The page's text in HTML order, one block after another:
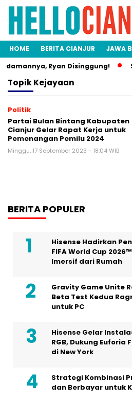
HOME BERITA CIANJUR JAWA
Ryan Disinggung!
TopikKejayaan
Politik
Partai Bulan Bintang Kabupaten
Cianjur Gelar Rapat Kerja untuk
Pemenangan Pemilu 2024
Minggu, 17 September 2023 - 18:04 WIB
BERITA POPULER
Hisense Hadirkan
FIFA World Cup
Imersif dari Rumah
Gravity Game Unite
Beta Test Kedua
untuk PC
Hisense Gelar
RGB, Dukung Euforia
di New York
Strategi Kombinasi
dan Berbayar untuk